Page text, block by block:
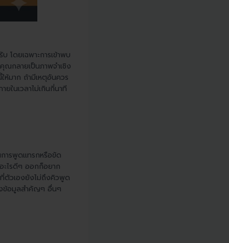
โดยเฉพาะการเข้าพบ
ณกลายเป็นภาพจำเชิง
มาก ถ้ามีเหตุอันควร
ในเวลาไม่เกินกี่นาที
ารพูดแทรกหรือขัด
ะไรดีๆ ออกก็อยาก
ตัวเองยังไม่ถึงคิวพูด
งข้อมูลสำคัญๆ อื่นๆ